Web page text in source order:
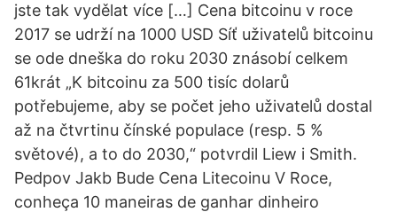
jste tak vydělat více […] Cena bitcoinu v roce
2017 se udrží na 1000 USD Síť uživatelů bitcoinu
se ode dneška do roku 2030 znásobí celkem
61krát „K bitcoinu za 500 tisíc dolarů
potřebujeme, aby se počet jeho uživatelů dostal
až na čtvrtinu čínské populace (resp. 5 %
světové), a to do 2030,“ potvrdil Liew i Smith.
Pedpov Jakb Bude Cena Litecoinu V Roce,
conheça 10 maneiras de ganhar dinheiro